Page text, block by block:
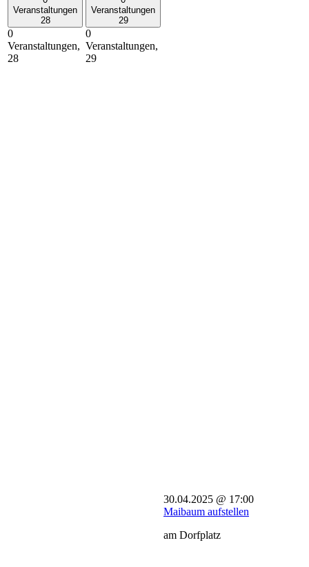
Veranstaltungen
28
0
Veranstaltungen,
28
Veranstaltungen
29
0
Veranstaltungen,
29
30.04.2025 @ 17:00
Maibaum aufstellen
am Dorfplatz